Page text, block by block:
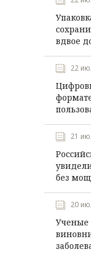
вдвое
22
21
без
20
Ученые